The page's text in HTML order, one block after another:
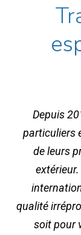
Depuis
particuliers
de leurs
qualité
soit pour